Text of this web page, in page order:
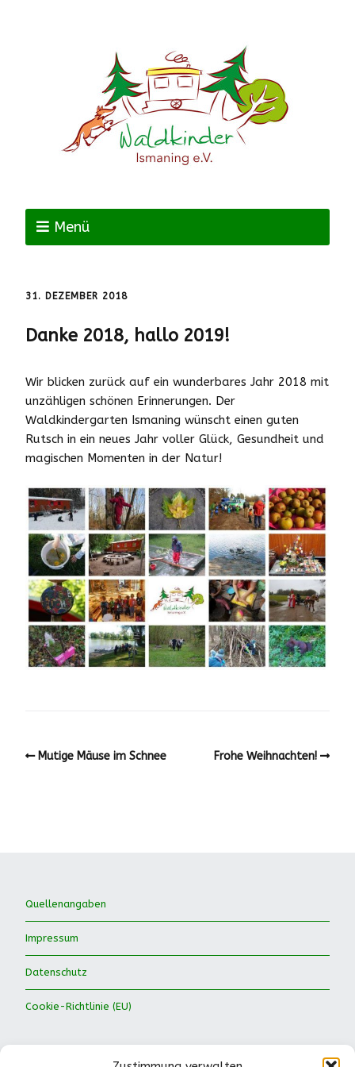
Menü
31. DEZEMBER 2018
Danke 2018, hallo 2019!
Wir blicken zurück auf ein wunderbares Jahr 2018 mit
unzähligen schönen Erinnerungen. Der
Waldkindergarten Ismaning wünscht einen guten
Rutsch in ein neues Jahr voller Glück, Gesundheit und
magischen Momenten in der Natur!
Mutige Mäuse im Schnee Frohe Weihnachten!
Quellenangaben
Impressum
Datenschutz
Cookie-Richtlinie (EU)